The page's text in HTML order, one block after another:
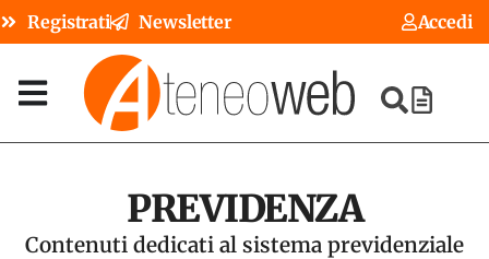
Registrati Newsletter Accedi
PREVIDENZA
Contenuti dedicati al sistema previdenziale